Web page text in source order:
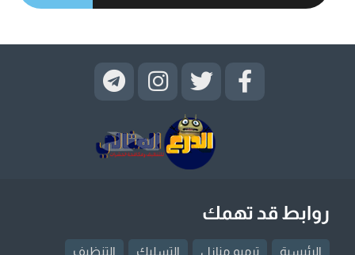
روابط قد تهمك
الرئيسية ترميم منازل التسليك التنظيف